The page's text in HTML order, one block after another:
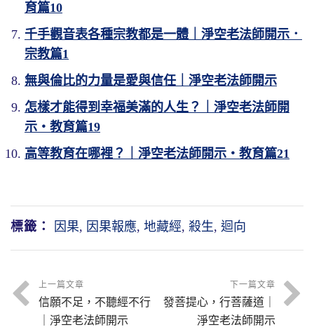
育篇10
千手觀音表各種宗教都是一體｜淨空老法師開示．
宗教篇1
無與倫比的力量是愛與信任｜淨空老法師開示
怎樣才能得到幸福美滿的人生？｜淨空老法師開
示・教育篇19
高等教育在哪裡？｜淨空老法師開示・教育篇21
標籤： 因果, 因果報應, 地藏經, 殺生, 迴向
上一篇文章
信願不足，不聽經不行
｜淨空老法師開示
下一篇文章
發菩提心，行菩薩道｜
淨空老法師開示